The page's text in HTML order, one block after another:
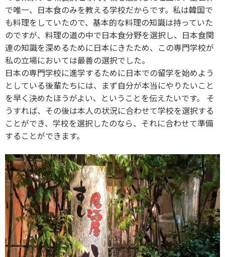
で唯一、日本食のみを教える学校だからです。私は韓国で
も料理をしていたので、基本的な料理の知識は持っていた
のですが、料理の道の中で日本食分野を選択し、日本食関
連の知識を深めるために日本にきたため、この専門学校が
私の立場においては最善の選択でした。
日本の専門学校に進学するために日本での留学を始めよう
としている後輩たちには、まず自分が本当にやりたいこと
を早く決めたほうがよい、ということを伝えたいです。 そ
うすれば、その後は本人の状況に合わせて学校を選択する
ことができ、学校を選択したのなら、それに合わせて準備
することができます。